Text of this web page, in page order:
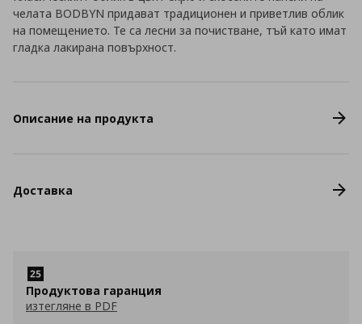
челата BODBYN придават традиционен и приветлив облик
на помещението. Те са лесни за почистване, тъй като имат
гладка лакирана повърхност.
Описание на продукта
Доставка
Продуктова гаранция
изтегляне в PDF